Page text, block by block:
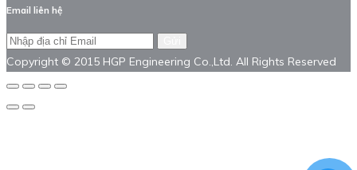
Email liên hệ
Copyright © 2015 HGP Engineering Co.,Ltd. All Rights Reserved